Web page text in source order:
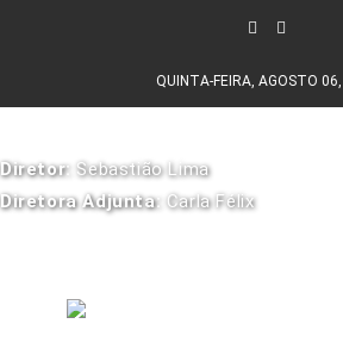
QUINTA-FEIRA, AGOSTO
Diretor: Sebastião Lima
Diretora Adjunta: Carla Félix